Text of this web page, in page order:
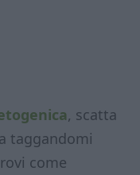
, scatta
taggandomi
come